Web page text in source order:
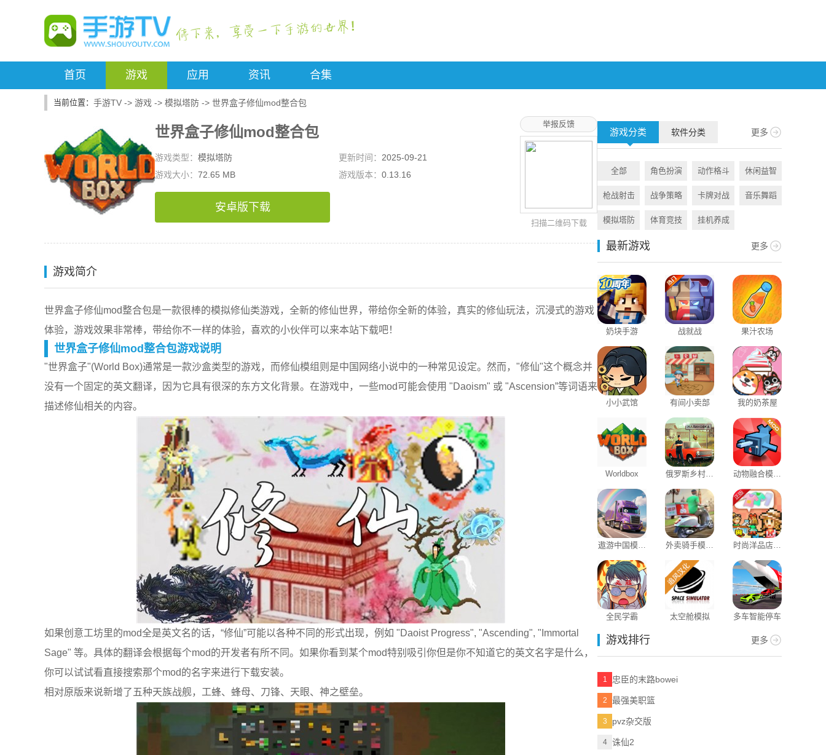
首页 游戏 应用 资讯 合集
手游TV -> 游戏 -> 模拟塔防 -> 世界盒子修仙mod整合包
世界盒子修仙mod整合包
游戏类型： 模拟塔防 更新时间： 2025-09-21
游戏大小： 72.65 MB 游戏版本： 0.13.16
安卓版下载
扫描二维码下载
举报反馈
游戏简介
世界盒子修仙mod整合包是一款很棒的模拟修仙类游戏，全新的修仙世界，带给你全新的体验，真实的修仙玩法，沉浸式的游戏
体验，游戏效果非常棒，带给你不一样的体验，喜欢的小伙伴可以来本站下载吧！
世界盒子修仙mod整合包游戏说明
"世界盒子"(World Box)通常是一款沙盒类型的游戏，而修仙模组则是中国网络小说中的一种常见设定。然而，"修仙"这个概念并
没有一个固定的英文翻译，因为它具有很深的东方文化背景。在游戏中，一些mod可能会使用 "Daoism" 或 "Ascension”等词语来
描述修仙相关的内容。
如果创意工坊里的mod全是英文名的话，“修仙”可能以各种不同的形式出现，例如 "Daoist Progress", "Ascending", "Immortal
Sage" 等。具体的翻译会根据每个mod的开发者有所不同。如果你看到某个mod特别吸引你但是你不知道它的英文名字是什么，
你可以试试看直接搜索那个mod的名字来进行下载安装。
相对原版来说新增了五种天族战舰，工蜂、蜂母、刀锋、天眼、神之壁垒。
游戏分类 软件分类 更多
全部 角色扮演 动作格斗 休闲益智
枪战射击 战争策略 卡牌对战 音乐舞蹈
模拟塔防 体育竞技 挂机养成
最新游戏 更多
奶块手游 战就战 果汁农场
小小武馆 有间小卖部 我的奶茶屋
Worldbox
俄罗斯乡村模
拟器3D
动物融合模拟
器
遨游中国模拟
器
外卖骑手模拟
器
时尚洋品店物
语
全民学霸 太空舱模拟 多车智能停车
游戏排行 更多
1 忠臣的末路bowei
2 最强美职篮
3 pvz杂交版
4 诛仙2